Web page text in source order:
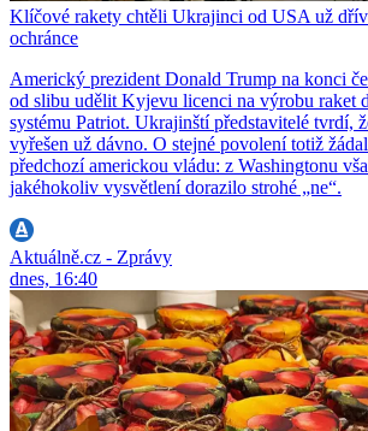
Klíčové rakety chtěli Ukrajinci od USA už
ochránce
Americký prezident Donald Trump na konci
od slibu udělit Kyjevu licenci na výrobu raket
systému Patriot. Ukrajinští představitelé tvrdí,
vyřešen už dávno. O stejné povolení totiž
předchozí americkou vládu: z Washingtonu
jakéhokoliv vysvětlení dorazilo strohé „ne“.
Aktuálně.cz - Zprávy
dnes, 16:40